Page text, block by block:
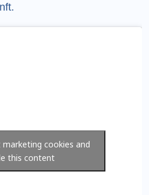
cookies and
this content